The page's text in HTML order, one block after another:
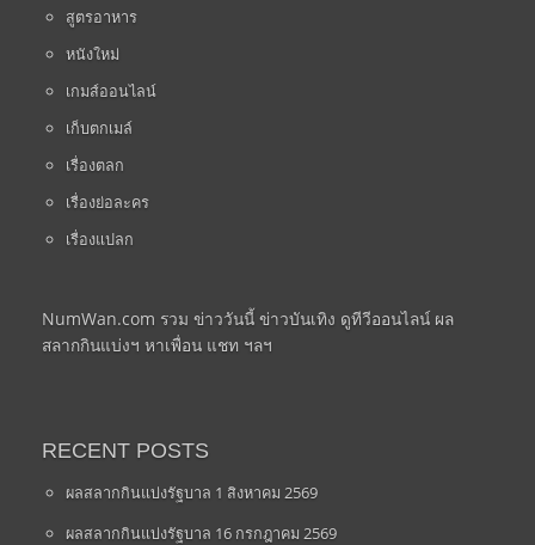
สูตรอาหาร
หนังใหม่
เกมส์ออนไลน์
เก็บตกเมล์
เรื่องตลก
เรื่องย่อละคร
เรื่องแปลก
NumWan.com รวม ข่าววันนี้ ข่าวบันเทิง ดูทีวีออนไลน์ ผล
สลากกินแบ่งฯ หาเพื่อน แชท ฯลฯ
RECENT POSTS
ผลสลากกินแบ่งรัฐบาล 1 สิงหาคม 2569
ผลสลากกินแบ่งรัฐบาล 16 กรกฎาคม 2569